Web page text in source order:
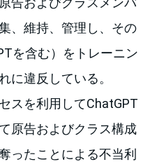
、維持、管理し、その
を含む）をトレーニン
に違反している。
スを利用してChatGPT
原告およびクラス構成
ったことによる不当利